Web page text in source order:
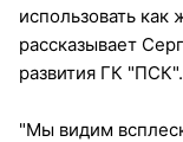
использовать
рассказывает
развития ГК "ПСК".
"Мы видим